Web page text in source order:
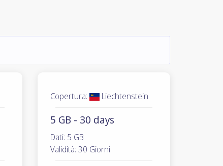
Copertura: Liechtenstein
5 GB - 30 days
Dati: 5 GB
Validità: 30 Giorni